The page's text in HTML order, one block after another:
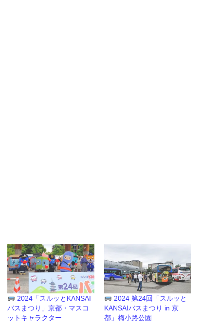
2024「スルッとKANSAI
バスまつり」京都・マスコ
ットキャラクター
2024 第24回「スルッと
KANSAIバスまつり in 京
都」梅小路公園